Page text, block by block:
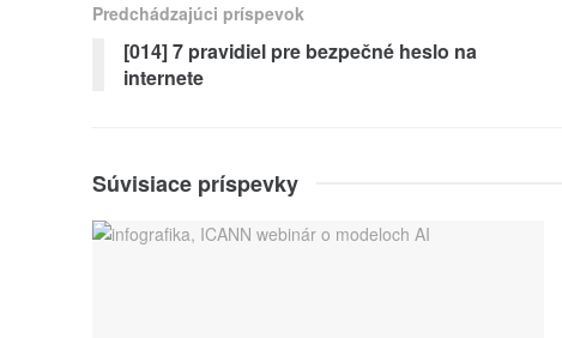
Predchádzajúci príspevok
[014] 7 pravidiel pre bezpečné heslo na
internete
Súvisiace príspevky